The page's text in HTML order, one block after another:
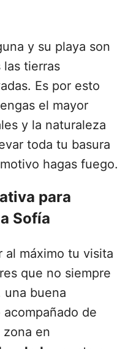
y su playa son
tierras
Es por esto
el mayor
y la naturaleza
toda tu basura
hagas fuego.
para
Sofía
al máximo tu visita
que no siempre
una buena
de
en